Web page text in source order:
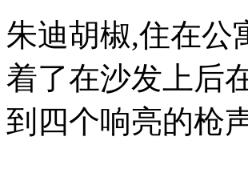
朱迪胡椒,住在公
着了在沙发上后
到四个响亮的枪声